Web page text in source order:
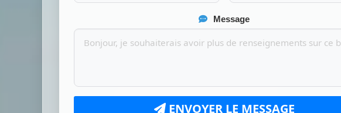
Message
ENVOYER LE MESSAGE